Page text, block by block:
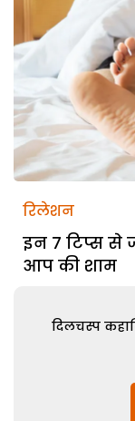
रिलेशन
इन 7 टिप्स
आप की शाम
दिलचस्प